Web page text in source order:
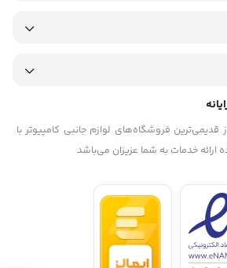
قدیمی‌ترین فروشگاه‌های لوازم جانبی کامپیوتر با
ارائه خدمات به شما عزیزان می‌باشد